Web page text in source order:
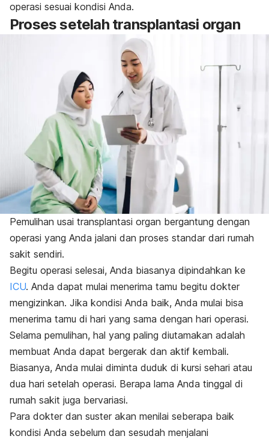
operasi sesuai kondisi Anda.
Proses setelah transplantasi organ
Pemulihan usai transplantasi organ bergantung dengan
operasi yang Anda jalani dan proses standar dari rumah
sakit sendiri.
Begitu operasi selesai, Anda biasanya dipindahkan ke
ICU. Anda dapat mulai menerima tamu begitu dokter
mengizinkan. Jika kondisi Anda baik, Anda mulai bisa
menerima tamu di hari yang sama dengan hari operasi.
Selama pemulihan, hal yang paling diutamakan adalah
membuat Anda dapat bergerak dan aktif kembali.
Biasanya, Anda mulai diminta duduk di kursi sehari atau
dua hari setelah operasi. Berapa lama Anda tinggal di
rumah sakit juga bervariasi.
Para dokter dan suster akan menilai seberapa baik
kondisi Anda sebelum dan sesudah menjalani